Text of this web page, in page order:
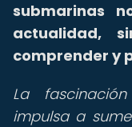
submarinas
actualidad,
comprender y
La
impulsa a